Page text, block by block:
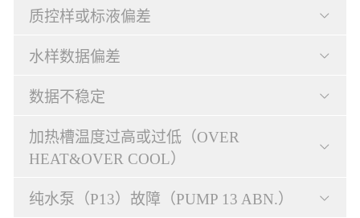
质控样或标液偏差
水样数据偏差
数据不稳定
加热槽温度过高或过低（OVER
HEAT&OVER COOL）
纯水泵（P13）故障（PUMP 13 ABN.）